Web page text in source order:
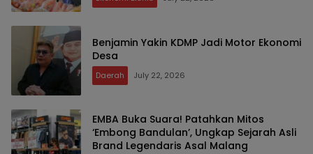
Benjamin Yakin KDMP Jadi Motor Ekonomi
Desa
Daerah July 22, 2026
EMBA Buka Suara! Patahkan Mitos
‘Embong Bandulan’, Ungkap Sejarah Asli
Brand Legendaris Asal Malang